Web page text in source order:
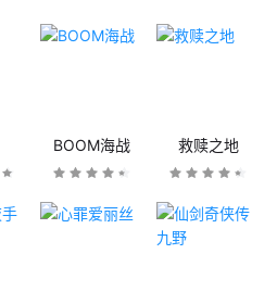
BOOM海战 救赎之地